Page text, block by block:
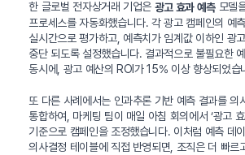
한 글로벌 전자상거래 기업은 광고 효과 예측모델
프로세스를 자동화했습니다. 각 광고 캠페인의 예
실시간으로 평가하고, 예측치가 임계값 이하인 광
중단 되도록 설정했습니다. 결과적으로 불필요한
동시에, 광고 예산의 ROI가 15% 이상 향상되었습
또 다른 사례에서는 인과추론 기반 예측 결과를 의
통합하여, 마케팅 팀이 매일 아침 회의에서 ‘광고
기준으로 캠페인을 조정했습니다. 이처럼 예측 데
의사결정 테이블에 직접 반영되면, 조직은 더 빠르